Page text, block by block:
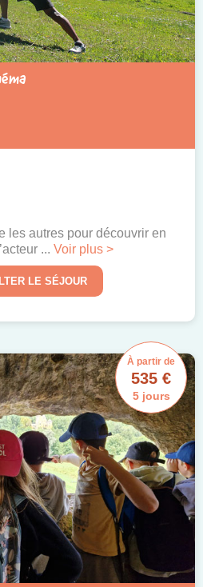
les autres pour découvrir en
... Voir plus >
LE SÉJOUR
À partir de
535 €
5 jours